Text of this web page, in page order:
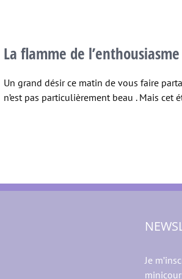
La flamme de l’enthousiasme
Un grand désir ce matin de vous faire
n’est pas particulièrement beau . Mais cet
Je